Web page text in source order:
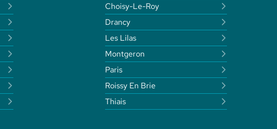
Choisy-Le-Roy
Drancy
Les Lilas
Montgeron
Paris
Roissy En Brie
Thiais